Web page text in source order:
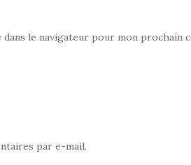
le navigateur pour mon prochain
par e-mail.